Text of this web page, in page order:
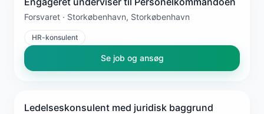
Forsvaret · Storkøbenhavn, Storkøbenhavn
HR-konsulent
Se job og ansøg
Ledelseskonsulent med juridisk baggrund